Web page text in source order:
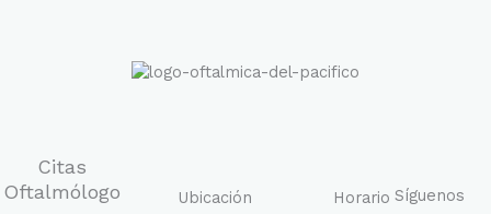
Citas
Oftalmólogo
Ubicación Horario Síguenos